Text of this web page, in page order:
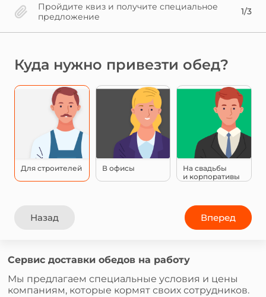
Пройдите квиз и получите специальное
предложение
1/3
Куда нужно привезти обед?
Для строителей В офисы
На свадьбы
и корпоративы
Назад Вперед
Сервис доставки обедов на работу
Мы предлагаем специальные условия и цены
компаниям, которые кормят своих сотрудников.